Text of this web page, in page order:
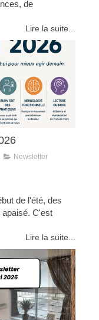
de
Lire la suite...
Newsletter
de l'été, des
C'est
Lire la suite...